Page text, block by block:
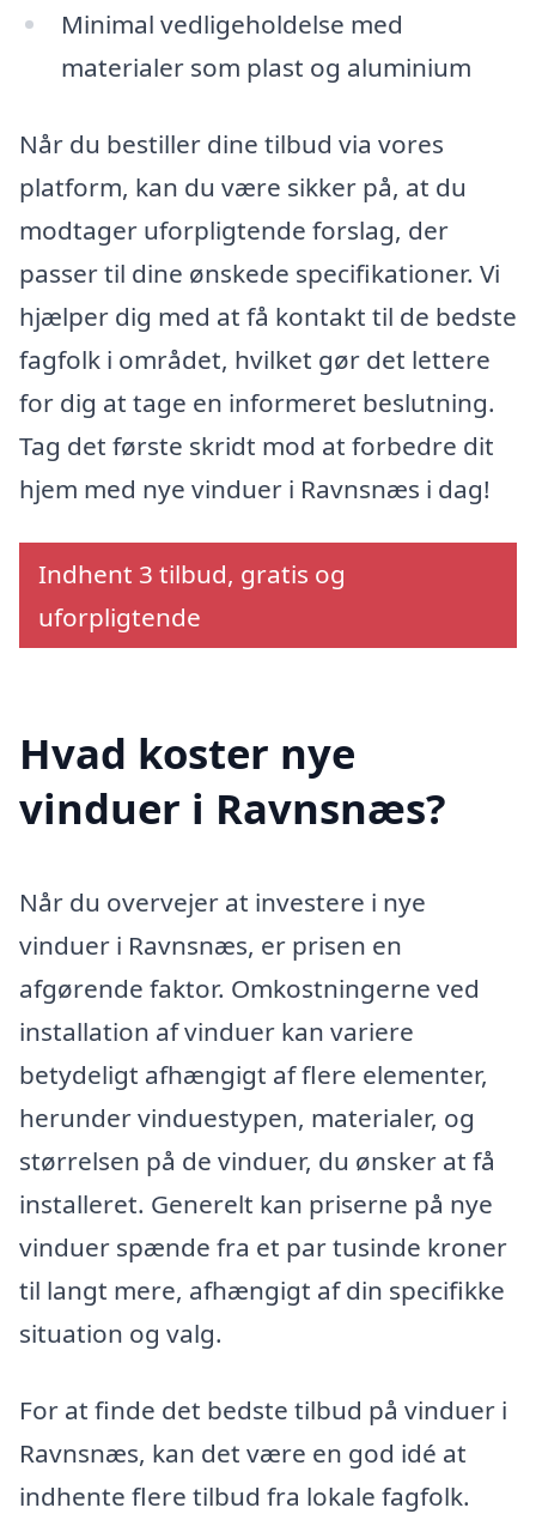
Minimal vedligeholdelse med
materialer som plast og aluminium
Når du bestiller dine tilbud via vores
platform, kan du være sikker på, at du
modtager uforpligtende forslag, der
passer til dine ønskede specifikationer. Vi
hjælper dig med at få kontakt til de bedste
fagfolk i området, hvilket gør det lettere
for dig at tage en informeret beslutning.
Tag det første skridt mod at forbedre dit
hjem med nye vinduer i Ravnsnæs i dag!
Indhent 3 tilbud, gratis og
uforpligtende
Hvad koster nye
vinduer i Ravnsnæs?
Når du overvejer at investere i nye
vinduer i Ravnsnæs, er prisen en
afgørende faktor. Omkostningerne ved
installation af vinduer kan variere
betydeligt afhængigt af flere elementer,
herunder vinduestypen, materialer, og
størrelsen på de vinduer, du ønsker at få
installeret. Generelt kan priserne på nye
vinduer spænde fra et par tusinde kroner
til langt mere, afhængigt af din specifikke
situation og valg.
For at finde det bedste tilbud på vinduer i
Ravnsnæs, kan det være en god idé at
indhente flere tilbud fra lokale fagfolk.